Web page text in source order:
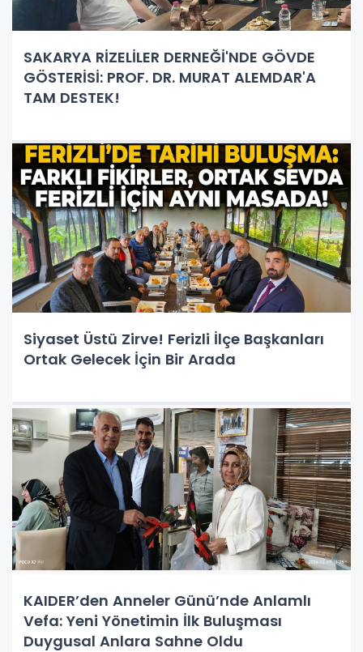
SAKARYA RİZELİLER DERNEĞİ'NDE GÖVDE
GÖSTERİSİ: PROF. DR. MURAT ALEMDAR'A
TAM DESTEK!
Siyaset Üstü Zirve! Ferizli İlçe Başkanları
Ortak Gelecek İçin Bir Arada
KAIDER’den Anneler Günü’nde Anlamlı
Vefa: Yeni Yönetimin İlk Buluşması
Duygusal Anlara Sahne Oldu